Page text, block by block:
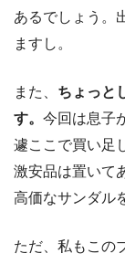
あるでしょう。
ますし。
また、 ちょっと
す。 今回は息子
遽ここで買い足
激安品は置いて
高価なサンダル
ただ、私もこの